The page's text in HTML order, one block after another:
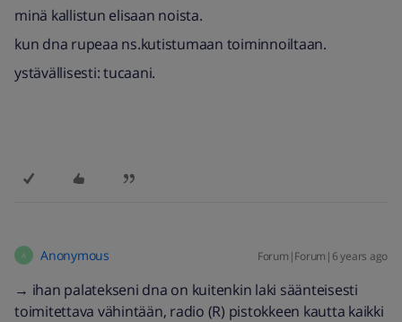
minä kallistun elisaan noista.
kun dna rupeaa ns.kutistumaan toiminnoiltaan.
ystävällisesti: tucaani.
A Anonymous Forum|Forum|6 years ago
→ ihan palatekseni dna on kuitenkin laki säänteisesti
toimitettava vähintään, radio (R) pistokkeen kautta kaikki